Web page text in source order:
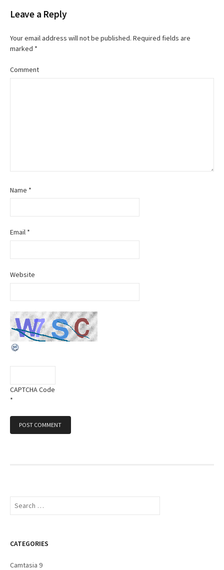
v
g
a
Leave a Reply
Your email address will not be published. Required fields are
marked *
Comment
Name *
Email *
Website
CAPTCHA Code
*
S
c
f
CATEGORIES
Camtasia 9